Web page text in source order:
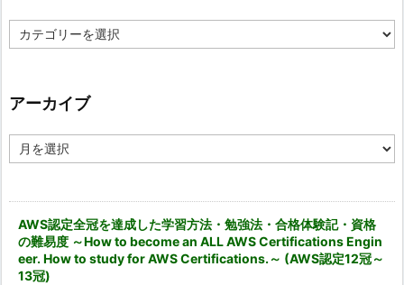
テ
ー
アーカイブ
ー
AWS認定全冠を達成した学習方法・勉強法・合格体験記・資格
の難易度 ～How to become an ALL AWS Certifications Engin
eer. How to study for AWS Certifications.～ (AWS認定12冠～
13冠)